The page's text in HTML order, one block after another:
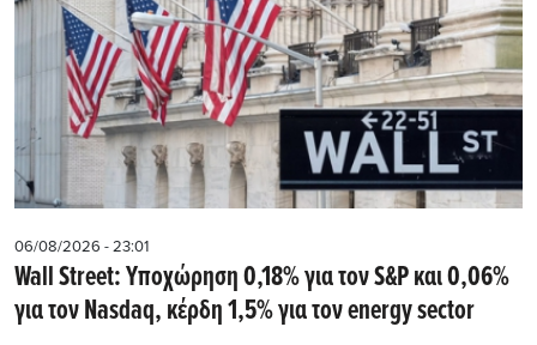
06/08/2026 - 23:01
Wall Street: Υποχώρηση 0,18% για τον S&P και 0,06%
για τον Nasdaq, κέρδη 1,5% για τον energy sector